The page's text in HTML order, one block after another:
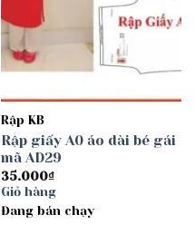
Rập KB
Rập giấy A0 áo dài bé gái
mã AD29
35.000₫
Giỏ hàng
Đang bán chạy